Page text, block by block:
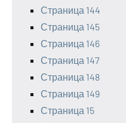
Страница 144
Страница 145
Страница 146
Страница 147
Страница 148
Страница 149
Страница 15